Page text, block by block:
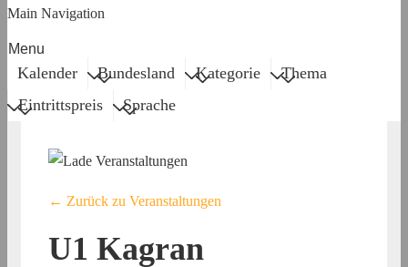
Main Navigation
Menu
Kalender Bundesland Kategorie
Thema
Eintrittspreis
Sprache
← Zurück zu Veranstaltungen
U1 Kagran